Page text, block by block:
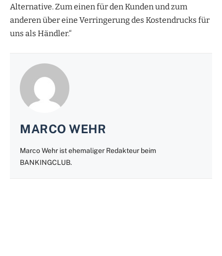
Alternative. Zum einen für den Kunden und zum
anderen über eine Verringerung des Kostendrucks für
uns als Händler.“
MARCO WEHR
Marco Wehr ist ehemaliger Redakteur beim
BANKINGCLUB.